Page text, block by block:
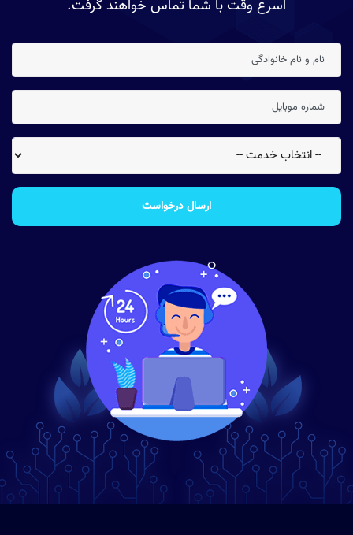
اسرع وقت با شما تماس خواهند گرفت.
ارسال درخواست